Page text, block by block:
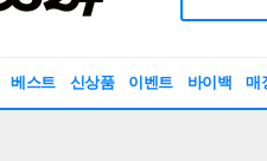
베스트 신상품 이벤트 바이백 매